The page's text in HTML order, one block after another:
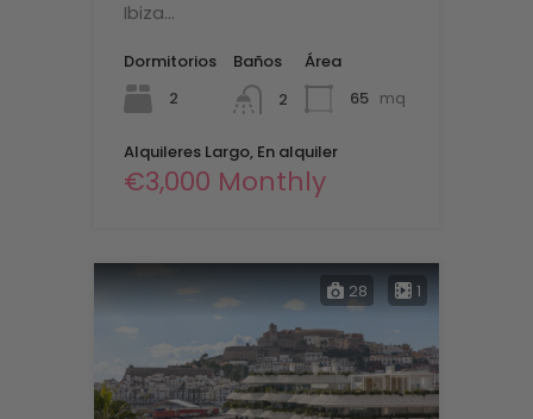
Ibiza…
Dormitorios
2
Baños
2
Área
65 mq
Alquileres Largo, En alquiler
€3,000 Monthly
28 1